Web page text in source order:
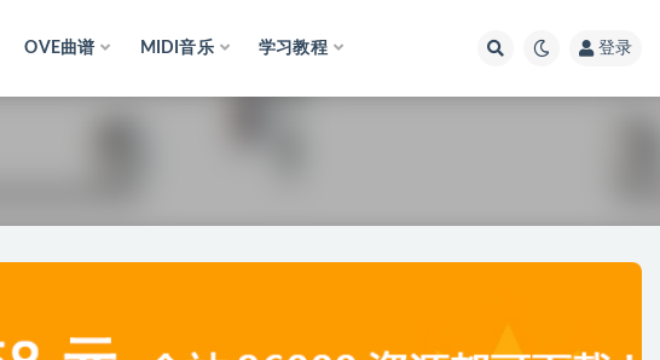
OVE曲谱 MIDI音乐 学习教程 登录